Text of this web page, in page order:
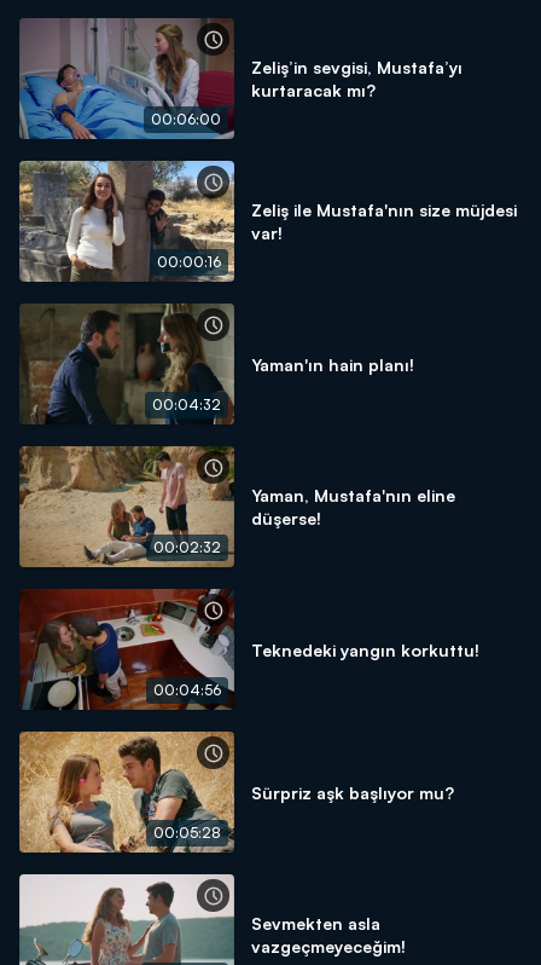
00:06:00
Zeliş’in sevgisi, Mustafa’yı
kurtaracak mı?
00:00:16
Zeliş ile Mustafa'nın size müjdesi
var!
00:04:32
Yaman'ın hain planı!
00:02:32
Yaman, Mustafa'nın eline
düşerse!
00:04:56
Teknedeki yangın korkuttu!
00:05:28
Sürpriz aşk başlıyor mu?
Sevmekten asla
vazgeçmeyeceğim!